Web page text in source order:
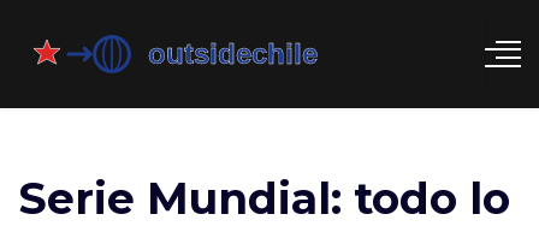
Serie Mundial: todo lo